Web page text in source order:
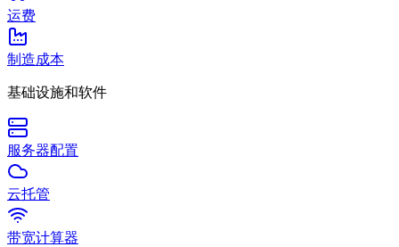
运费
制造成本
基础设施和软件
服务器配置
云托管
带宽计算器